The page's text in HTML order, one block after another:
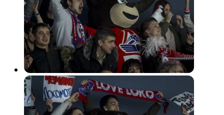
КХЛ 11 лет назад